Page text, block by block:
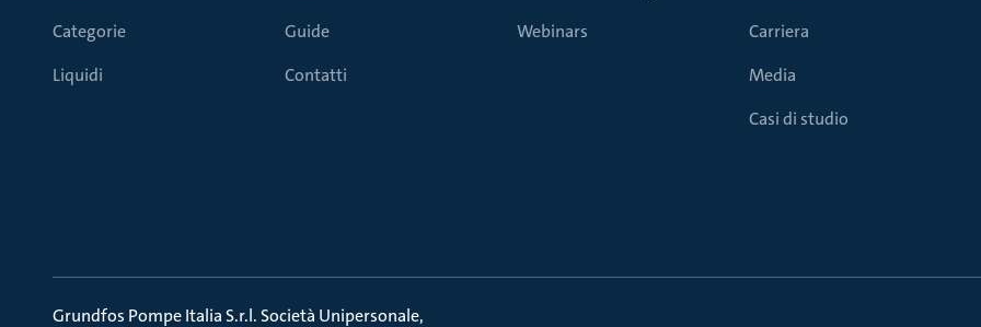
Categorie
Liquidi
Guide
Contatti
Webinars
Carriera
Media
Casi di studio
Grundfos Pompe Italia S.r.l. Società Unipersonale